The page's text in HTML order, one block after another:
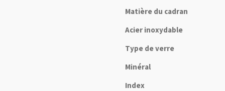
Matière du cadran
Acier inoxydable
Type de verre
Minéral
Index